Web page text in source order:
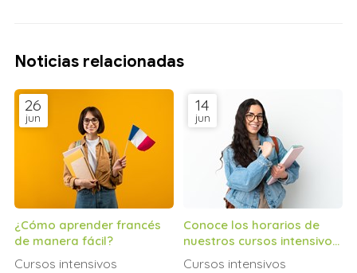
Noticias relacionadas
26
jun
¿Cómo aprender francés
de manera fácil?
Cursos intensivos
14
jun
Conoce los horarios de
nuestros cursos intensivos
de inglés
Cursos intensivos